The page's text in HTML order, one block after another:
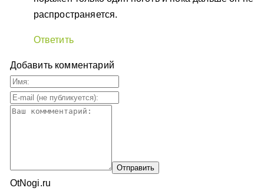
распространяется.
Ответить
Добавить комментарий
OtNogi.ru